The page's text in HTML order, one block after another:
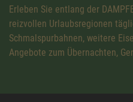
Erleben Sie entlang der
reizvollen Urlaubsregionen
Schmalspurbahnen, weitere
Angebote zum Übernachten,